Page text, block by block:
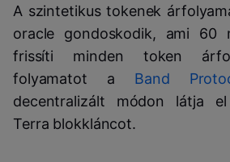
A szintetikus tokenek
oracle gondoskodik, ami 60
frissíti minden token
folyamatot a Band
decentralizált módon látja
Terra blokkláncot.